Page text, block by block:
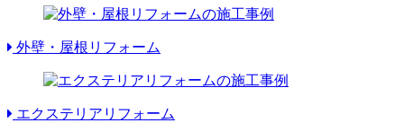
外壁・屋根リフォーム
エクステリアリフォーム